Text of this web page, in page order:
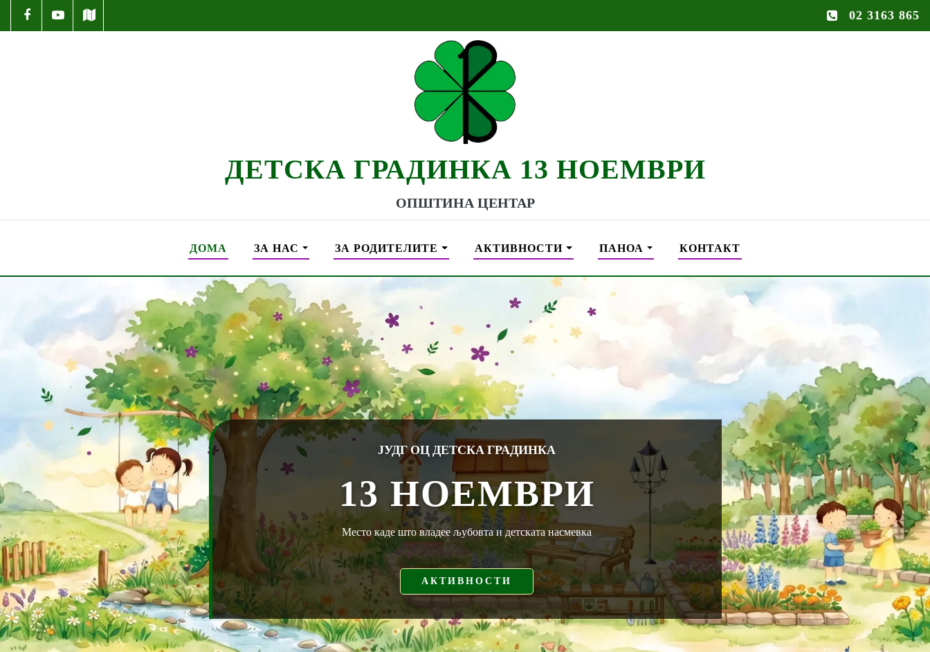
02 3163 865
ДЕТСКА ГРАДИНКА 13 НОЕМВРИ
ОПШТИНА ЦЕНТАР
ДОМА ЗА НАС ЗА РОДИТЕЛИТЕ АКТИВНОСТИ ПАНОА КОНТАКТ
ЈУДГ ОЦ ДЕТСКА ГРАДИНКА
13 НОЕМВРИ
Место каде што владее љубовта и детската насмевка
АКТИВНОСТИ